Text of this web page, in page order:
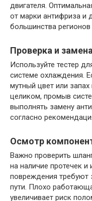
двигателя.
от марки антифриза и
большинства регионов
Проверка и
Используйте тестер
системе охлаждения.
мутный цвет или
целиком, промыв
выполнять замену
согласно
Осмотр
Важно проверить
на наличие протечек
повреждения требуют
пути. Плохо
увеличивает риск